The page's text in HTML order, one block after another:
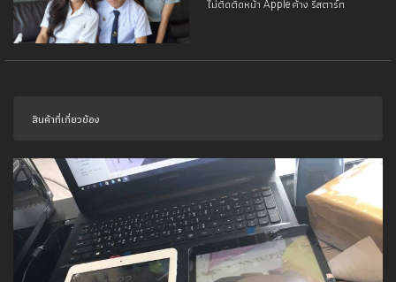
ไม่ติดติดหน้า Apple ค้าง รีสตาร์ท
สินค้าที่เกี่ยวข้อง